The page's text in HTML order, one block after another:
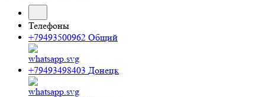
Телефоны
+79493500962 Общий
+79493498403 Донецк